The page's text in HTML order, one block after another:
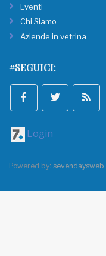
Eventi
Chi Siamo
Aziende in vetrina
#SEGUICI:
Login
Powered by: